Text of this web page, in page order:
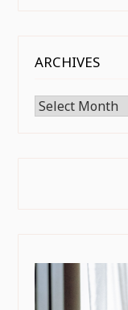
ARCHIVES
Archives